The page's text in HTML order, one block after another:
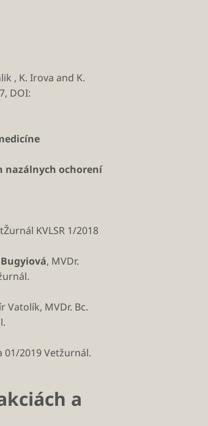
, K. Irova and K.
DOI:
nazálnych ochorení
KVLSR 1/2018
, MVDr.
Vatolík, MVDr. Bc.
2019 Vetžurnál.
a